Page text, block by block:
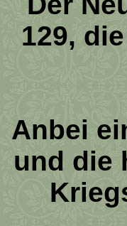
129,
Anbei
und die